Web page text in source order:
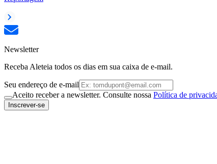
Newsletter
Receba Aleteia todos os dias em sua caixa de e-mail.
Seu endereço de e-mail
Aceito receber a newsletter. Consulte nossa Política de
Inscrever-se